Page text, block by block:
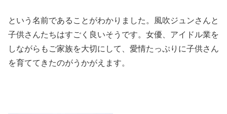
という名前であることがわかりました。風吹ジュンさんと
子供さんたちはすごく良いそうです。女優、アイドル業を
しながらもご家族を大切にして、愛情たっぷりに子供さん
を育ててきたのがうかがえます。